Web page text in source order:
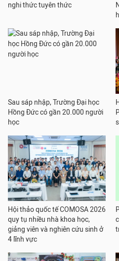
nghi thức tuyên thức
Sau sáp nhập, Trường Đại học
Hồng Đức có gần 20.000 người
học
Hội thảo quốc tế COMOSA 2026
quy tụ nhiều nhà khoa học,
giảng viên và nghiên cứu sinh ở
4 lĩnh vực